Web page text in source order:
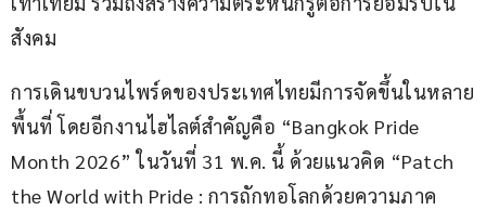
สังคม
การเดินขบวนไพร์ดของประเทศไทยมีการจัดขึ้นในหลาย
พื้นที่ โดยอีกงานไฮไลต์สำคัญคือ “Bangkok Pride
Month 2026” ในวันที่ 31 พ.ค. นี้ ด้วยแนวคิด “Patch
the World with Pride : การถักทอโลกด้วยความภาค